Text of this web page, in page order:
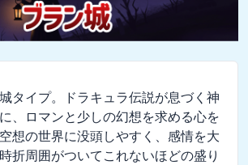
タイプ。ドラキュラ伝説が息づく神
、ロマンと少しの幻想を求める心を
想の世界に没頭しやすく、感情を大
折周囲がついてこれないほどの盛り